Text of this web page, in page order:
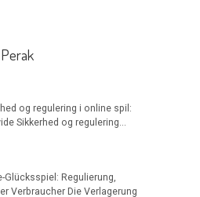
og regulering i online spil:
Sikkerhed og regulering...
Glücksspiel: Regulierung,
Verbraucher Die Verlagerung